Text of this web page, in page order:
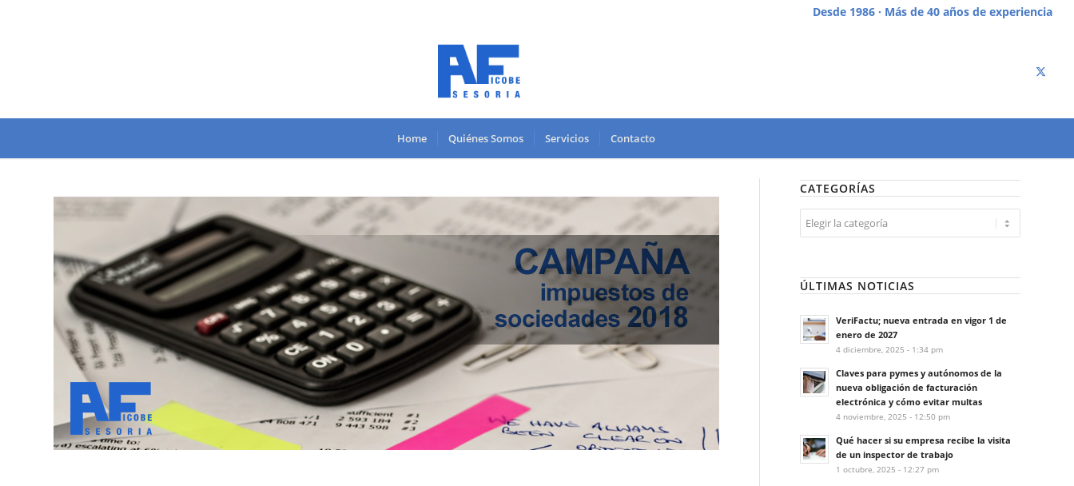
Desde 1986 · Más de 40 años de experiencia
Home Quiénes Somos Servicios Contacto
CATEGORÍAS
Categorías
ÚLTIMAS NOTICIAS
VeriFactu; nueva entrada en vigor 1 de
enero de 2027
4 diciembre, 2025 - 1:34 pm
Claves para pymes y autónomos de la
nueva obligación de facturación
electrónica y cómo evitar multas
4 noviembre, 2025 - 12:50 pm
Qué hacer si su empresa recibe la visita
de un inspector de trabajo
1 octubre, 2025 - 12:27 pm